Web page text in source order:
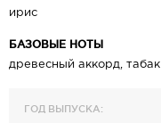
ирис
БАЗОВЫЕ НОТЫ
древесный аккорд, табак
ГОД ВЫПУСКА: